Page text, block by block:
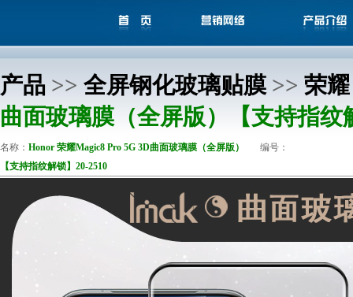
产品 >> 全屏钢化玻璃贴膜 >> 荣
曲面玻璃膜（全屏版）【支持指纹
名称： Honor 荣耀Magic8 Pro 5G 3D曲面玻璃膜（全屏版）
【支持指纹解锁】20-2510
编号：